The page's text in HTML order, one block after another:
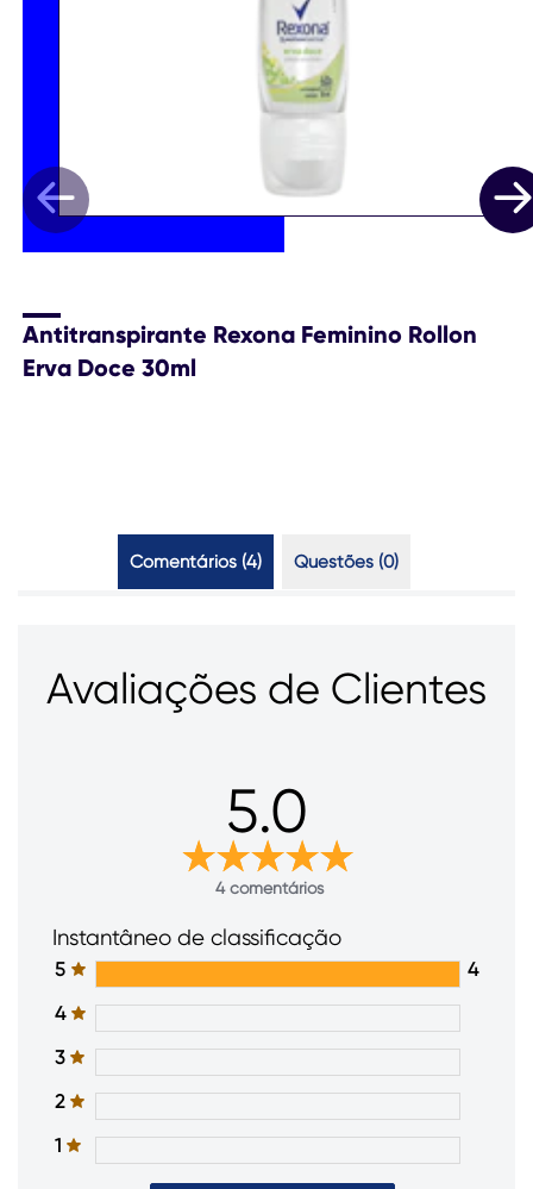
Antitranspirante Rexona Feminino Rollon
Erva Doce 30ml
Comentários (4) Questões (0)
Avaliações de Clientes
5.0
4 comentários
Instantâneo de classificação
5
4
4
3
2
1